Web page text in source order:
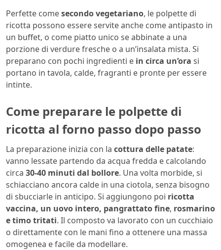
Perfette comesecondo vegetariano, le polpette di
ricotta possono essere servite anche come antipasto in
un buffet, o come piatto unico se abbinate a una
porzione di verdure fresche o a un’insalata mista. Si
preparano con pochi ingredienti e in circa un’ora si
portano in tavola, calde, fragranti e pronte per essere
intinte.
Come preparare le polpette di
ricotta al forno passo dopo passo
La preparazione inizia con la cottura delle patate:
vanno lessate partendo da acqua fredda e calcolando
circa 30-40 minuti dal bollore. Una volta morbide, si
schiacciano ancora calde in una ciotola, senza bisogno
di sbucciarle in anticipo. Si aggiungono poi ricotta
vaccina, un uovo intero, pangrattato fine, rosmarino
e timo tritati. Il composto va lavorato con un cucchiaio
o direttamente con le mani fino a ottenere una massa
omogenea e facile da modellare.